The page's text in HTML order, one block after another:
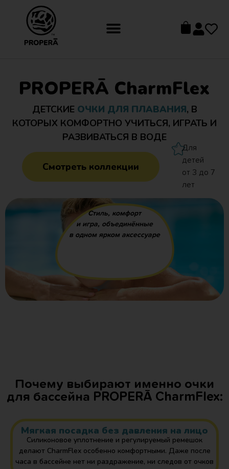
PROPERĀ CharmFlex
ДЕТСКИЕ ОЧКИ ДЛЯ ПЛАВАНИЯ, В
КОТОРЫХ КОМФОРТНО УЧИТЬСЯ, ИГРАТЬ И
РАЗВИВАТЬСЯ В ВОДЕ
Смотреть коллекции
Для
детей
от 3 до 7
лет
Стиль, комфорт
и игра, объединённые
в одном ярком аксессуаре
Почему выбирают именно очки
для бассейна PROPERĀ CharmFlex:
Мягкая посадка без давления на лицо
Силиконовое уплотнение и регулируемый ремешок
делают CharmFlex особенно комфортными. Даже после
часа в бассейне нет ни раздражение, ни следов от очков